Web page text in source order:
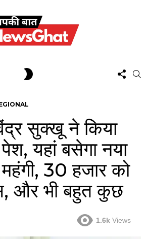
US
सुक्खू ने किया
यहां बसेगा नया
30 हजार को
और भी बहुत कुछ
1.6k Views